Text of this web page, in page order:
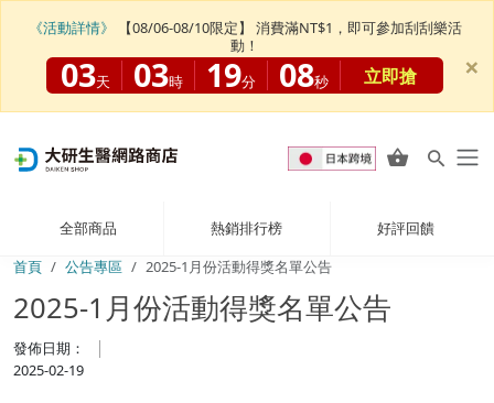
全部商品 熱銷排行榜
好評回饋
首頁
公告專區 2025-1月份活動得獎名單公告
2025-1月份活動得獎名單公告
發佈日期：
2025-02-19
《活動詳情》
【08/06-08/10限定】 消費滿NT$1，即可參加刮刮樂活
動！
03天 03時 19分 08秒 立即搶 ×